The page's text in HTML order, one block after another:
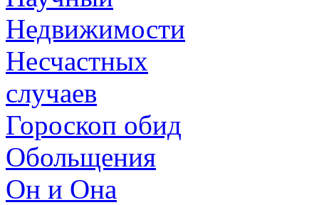
Недвижимости
Несчастных
случаев
Гороскоп обид
Обольщения
Он и Она